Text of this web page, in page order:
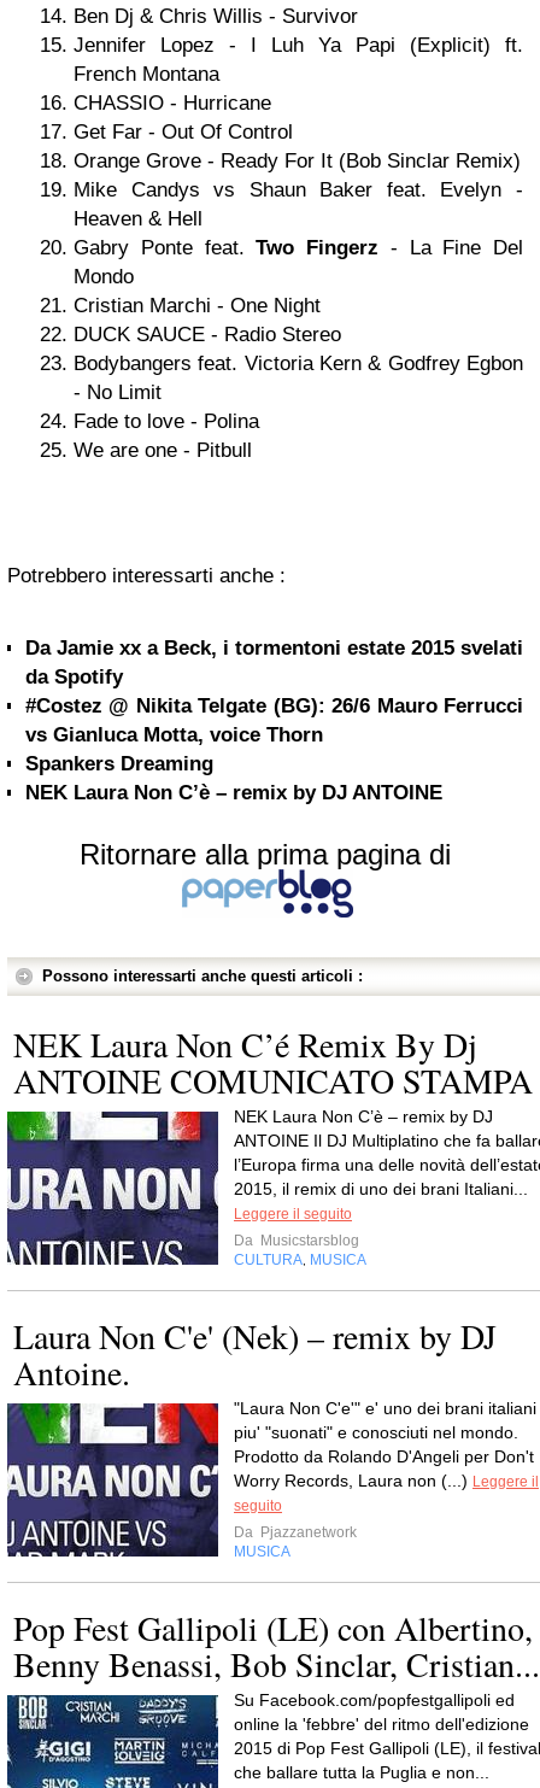
Ben Dj & Chris Willis - Survivor
Jennifer Lopez - I Luh Ya Papi (Explicit) ft.
French Montana
CHASSIO - Hurricane
Get Far - Out Of Control
Orange Grove - Ready For It (Bob Sinclar Remix)
Mike Candys vs Shaun Baker feat. Evelyn -
Heaven & Hell
Gabry Ponte feat.Two Fingerz - La Fine Del
Mondo
Cristian Marchi - One Night
DUCK SAUCE - Radio Stereo
Bodybangers feat. Victoria Kern & Godfrey Egbon
- No Limit
Fade to love - Polina
We are one - Pitbull
Potrebbero interessarti anche :
Da Jamie xx a Beck, i tormentoni estate 2015 svelati
da Spotify
#Costez @ Nikita Telgate (BG): 26/6 Mauro Ferrucci
vs Gianluca Motta, voice Thorn
Spankers Dreaming
NEK Laura Non C’è – remix by DJ ANTOINE
Ritornare alla prima pagina di
Possono interessarti anche questi articoli :
NEK Laura Non C’é Remix By Dj
ANTOINE COMUNICATO STAMPA
NEK Laura Non C’è – remix by DJ
ANTOINE Il DJ Multiplatino che fa
l’Europa firma una delle novità
2015, il remix di uno dei brani Italiani...
Leggere il seguito
Da Musicstarsblog
CULTURA MUSICA
Laura Non C'e' (Nek) – remix by DJ
Antoine.
"Laura Non C'e'" e' uno dei brani italiani
piu' "suonati" e conosciuti nel mondo.
Prodotto da Rolando D'Angeli per Don't
Worry Records, Laura non (...) Leggere il
seguito
Da Pjazzanetwork
MUSICA
Pop Fest Gallipoli (LE) con Albertino,
Benny Benassi, Bob Sinclar, Cristian...
Su Facebook.com/popfestgallipoli ed
online la 'febbre' del ritmo dell'edizione
2015 di Pop Fest Gallipoli (LE), il festival
che ballare tutta la Puglia e non...